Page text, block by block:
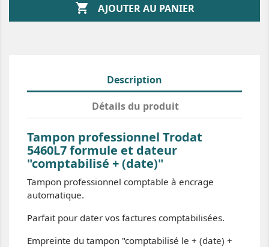
 AJOUTER AU PANIER
Description
Détails du produit
Tampon professionnel Trodat
5460L7 formule et dateur
"comptabilisé + (date)"
Tampon professionnel comptable à encrage
automatique.
Parfait pour dater vos factures comptabilisées.
Empreinte du tampon "comptabilisé le + (date) +